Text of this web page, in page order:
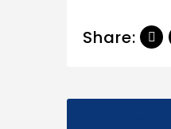
Share: